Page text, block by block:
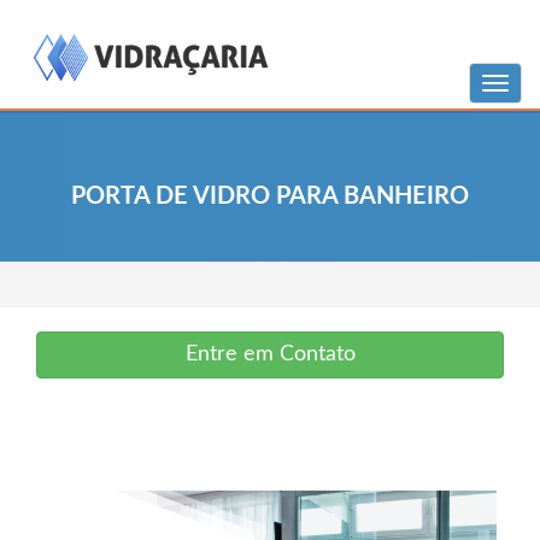
PORTA DE VIDRO PARA BANHEIRO
Menu
Entre em Contato